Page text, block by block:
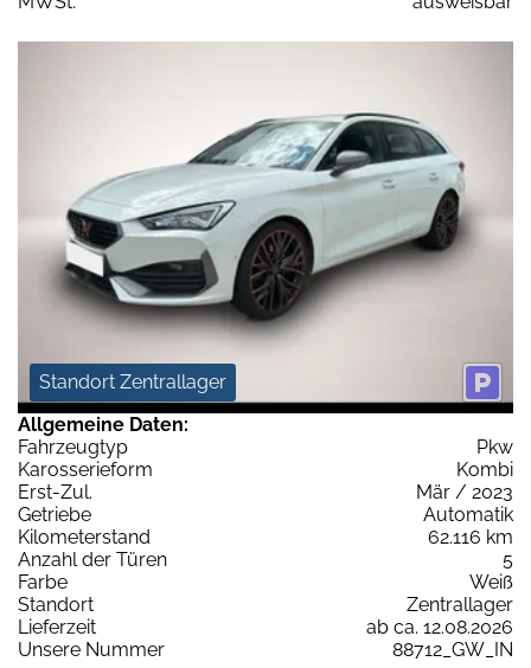
Standort Zentrallager
Allgemeine Daten:
Fahrzeugtyp
Pkw
Karosserieform
Kombi
Erst-Zul.
Mär / 2023
Getriebe
Automatik
Kilometerstand
62.116 km
Anzahl der Türen
5
Farbe
Weiß
Standort
Zentrallager
Lieferzeit
ab ca. 12.08.2026
Unsere Nummer
88712_GW_IN